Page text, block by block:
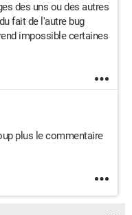
des uns ou des autres
fait de l'autre bug
impossible certaines
plus le commentaire